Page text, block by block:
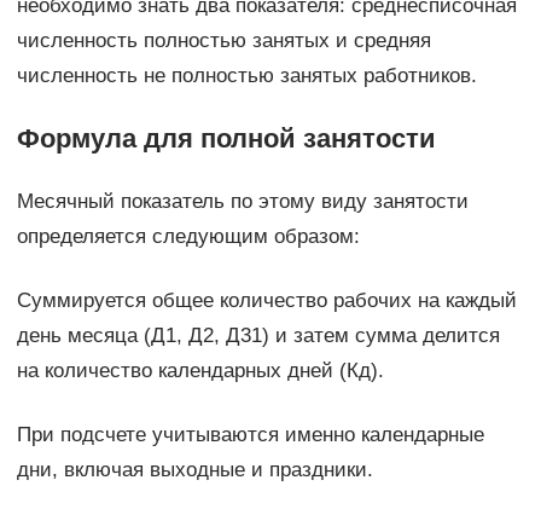
необходимо знать два показателя: среднесписочная
численность полностью занятых и средняя
численность не полностью занятых работников.
Формула для полной занятости
Месячный показатель по этому виду занятости
определяется следующим образом:
Суммируется общее количество рабочих на каждый
день месяца (Д1, Д2, Д31) и затем сумма делится
на количество календарных дней (Кд).
При подсчете учитываются именно календарные
дни, включая выходные и праздники.